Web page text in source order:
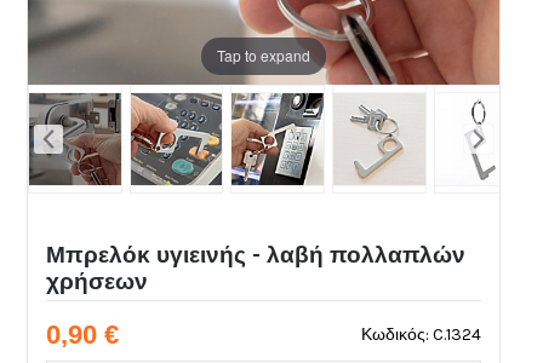
Tap to expand
Μπρελόκ υγιεινής - λαβή πολλαπλών
χρήσεων
Κωδικός: C.1324
0,90 €